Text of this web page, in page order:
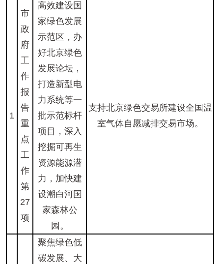
1
市
政
府
工
作
报
告
重
点
工
作
第
27
项
高效建设国
家绿色发展
示范区，办
好北京绿色
发展论坛，
打造新型电
力系统等一
批示范标杆
项目，深入
挖掘可再生
资源能源潜
力，加快建
设潮白河国
家森林公
园。
支持北京绿色交易所建设全国温
室气体自愿减排交易市场。
聚焦绿色低
碳发展、大